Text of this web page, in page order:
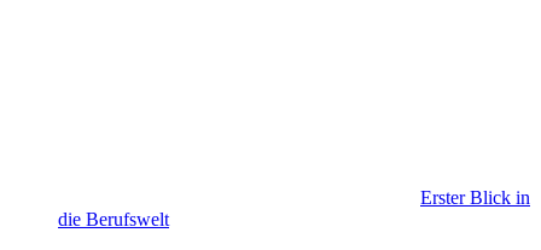
Erster Blick in
die Berufswelt